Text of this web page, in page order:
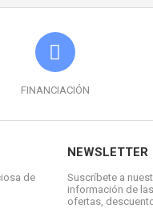
FINANCIACIÓN
de
NEWSLETTER
Suscríbete a
información de
ofertas,